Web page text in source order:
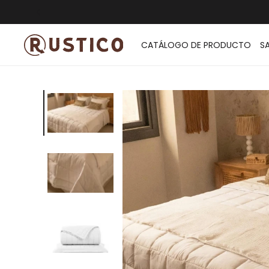
CATÁLOGO DE PRODUCTO